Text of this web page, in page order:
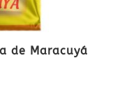
de Maracuyá